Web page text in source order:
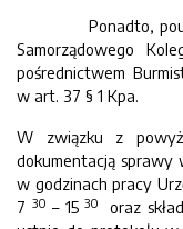
Ponadto,
Samorządowego
pośrednictwem
w art. 37 § 1 Kpa.
W związku z
dokumentacją sprawy
w godzinach pracy
7 30 – 15 30
oraz